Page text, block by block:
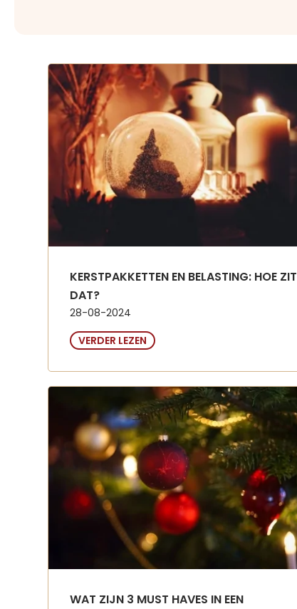
KERSTPAKKETTEN EN BELASTING: HOE ZIT
DAT?
28-08-2024
VERDER LEZEN
WAT ZIJN 3 MUST HAVES IN EEN